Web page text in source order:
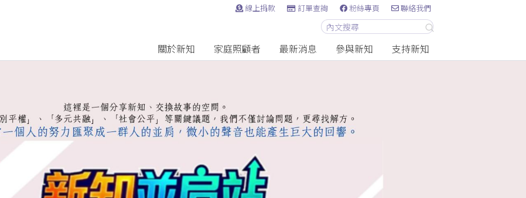
線上捐款 訂單查詢 粉絲專頁 聯絡我們
關於新知 家庭照顧者 最新消息 參與新知 支持新知